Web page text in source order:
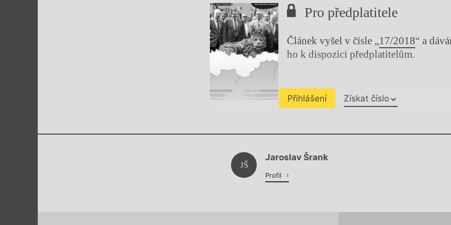
Pro předplatitele
Článek vyšel v čísle „17/2018“ a
ho k dispozici předplatitelům.
Přihlášení Získat číslo
Chviličku.
JŠ
Jaroslav Šrank
Profil